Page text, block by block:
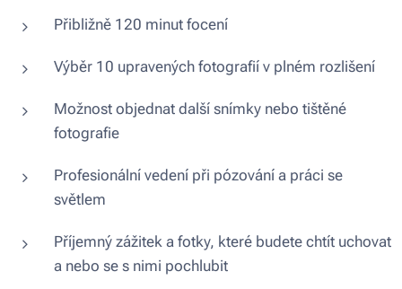
Přibližně 120 minut focení
Výběr 10 upravených fotografií v plném rozlišení
Možnost objednat další snímky nebo tištěné
fotografie
Profesionální vedení při pózování a práci se
světlem
Příjemný zážitek a fotky, které budete chtít uchovat
a nebo se s nimi pochlubit